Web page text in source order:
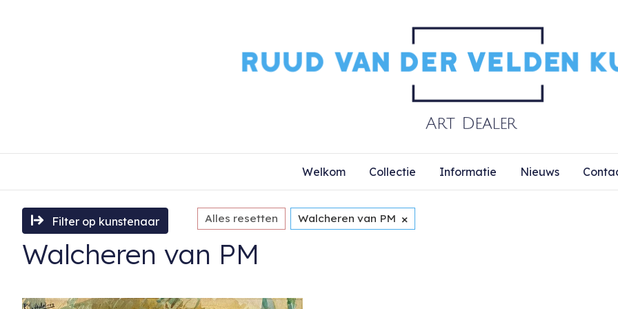
Welkom Collectie Informatie Nieuws
Filter op kunstenaar Alles resetten Walcheren van PM ×
Walcheren van PM